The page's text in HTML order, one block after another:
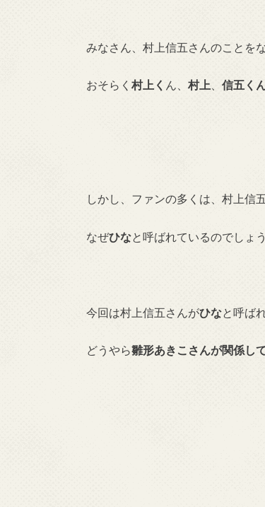
みなさん、村上信五さんのことを
おそらく 村上く ん、 村上 信五く
しかし、ファンの多くは、村上信
なぜひなと呼ばれているのでしょう
今回は村上信五さんがひなと呼ば
どうやら雛形あきこさんが関係し